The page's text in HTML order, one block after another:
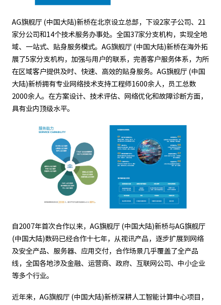
AG旗舰厅 (中国大陆)新桥在北京设立总部，下设2家子公司、21
家分公司和14个技术服务办事处。全国37家分支机构，实现全地
域、一站式、贴身服务模式。AG旗舰厅 (中国大陆)新桥在海外拓
展了5家分支机构，加强与用户的联系，完善客户服务体系，为所
在区域客户提供及时、快速、高效的贴身服务。AG旗舰厅 (中国
大陆)新桥拥有专业网络技术支持工程师1600余人，员工总数
2000余人。在方案设计、技术评估、网络优化和故障诊断方面，
具有业内顶级水平。
自2007年首次合作以来，AG旗舰厅 (中国大陆)新桥与AG旗舰厅
(中国大陆)数码已经合作十七年，从视讯产品，逐步扩展到网络
及安全产品、服务器、应用交付，合作场景几乎覆盖了全产品
线，全国各地涉及金融、运营商、政府、互联网公司、中小企业
等多个行业。
近年来，AG旗舰厅 (中国大陆)新桥深耕人工智能计算中心项目，